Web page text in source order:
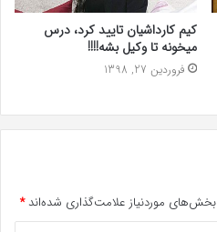
کیم کارداشیان تایید کرد، درس
میخونه تا وکیل بشه!!!!
فروردین 27, 1398
بخش‌های موردنیاز علامت‌گذاری شده‌اند*